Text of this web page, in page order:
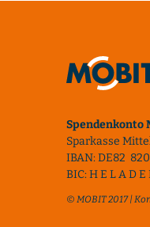
Spendenkonto
Sparkasse
IBAN: DE82
BIC: H E L A D E
© MOBIT 2017 |